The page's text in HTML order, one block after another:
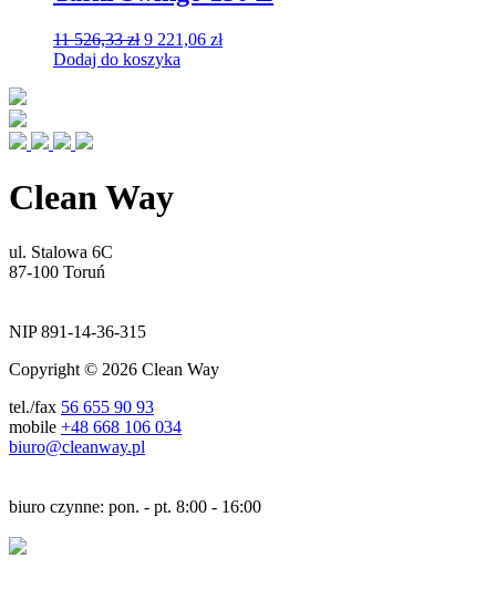
11 526,33zł 9 221,06 zł
Dodaj do koszyka
Clean Way
ul. Stalowa 6C
87-100 Toruń
NIP 891-14-36-315
Copyright © 2026 Clean Way
tel./fax 56 655 90 93
mobile +48 668 106 034
biuro@cleanway.pl
biuro czynne: pon. - pt. 8:00 - 16:00